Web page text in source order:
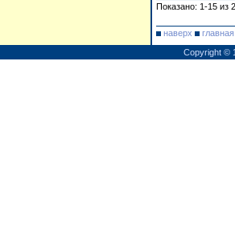
Показано: 1-15 из
наверх
главная
Copyright ©